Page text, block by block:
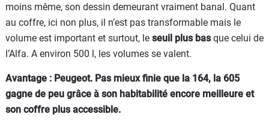
moins même, son dessin demeurant vraiment banal. Quant
au coffre, ici non plus, il n’est pas transformable mais le
volume est important et surtout, le seuil plus basque celui de
l’Alfa. A environ 500 l, les volumes se valent.
Avantage : Peugeot. Pas mieux finie que la 164, la 605
gagne de peu grâce à son habitabilité encore meilleure et
son coffre plus accessible.